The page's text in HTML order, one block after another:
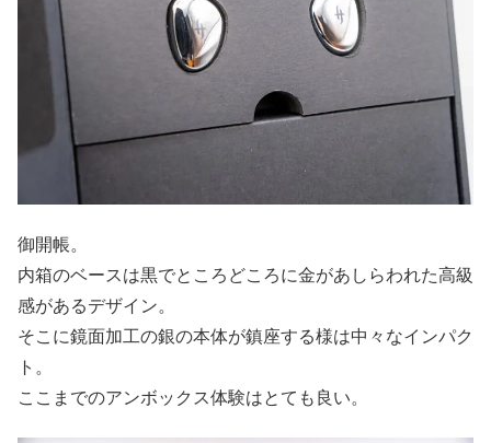
御開帳。
内箱のベースは黒でところどころに金があしらわれた高級
感があるデザイン。
そこに鏡面加工の銀の本体が鎮座する様は中々なインパク
ト。
ここまでのアンボックス体験はとても良い。